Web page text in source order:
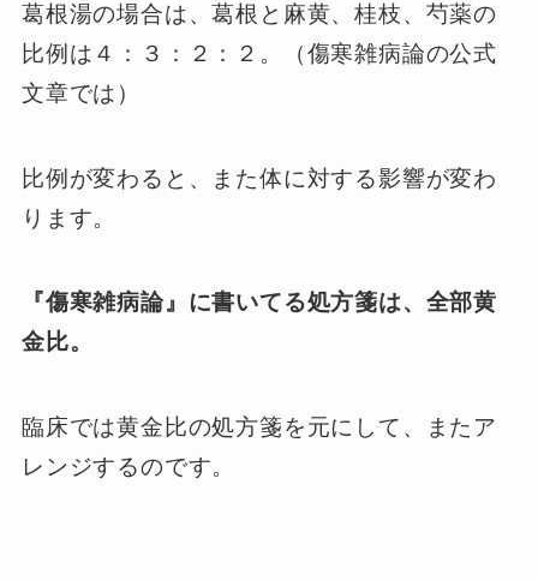
葛根湯の場合は、葛根と麻黄、桂枝、芍薬の
比例は４：３：２：２。（傷寒雑病論の公式
文章では）
比例が変わると、また体に対する影響が変わ
ります。
『傷寒雑病論』に書いてる処方箋は、全部黄
金比。
臨床では黄金比の処方箋を元にして、またア
レンジするのです。